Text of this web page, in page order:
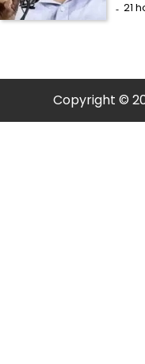
21
Copyright ©